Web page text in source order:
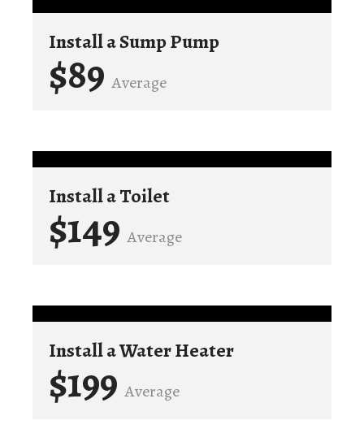
Install a Sump Pump
$89Average
Install a Toilet
$149Average
Install a Water Heater
$199Average